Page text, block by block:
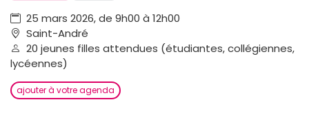
25 mars 2026, de 9h00 à 12h00
Saint-André
20 jeunes filles attendues (étudiantes, collégiennes,
lycéennes)
ajouter à votre agenda